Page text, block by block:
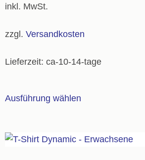
der
gewählt
inkl. MwSt.
zzgl. Versandkosten
Lieferzeit: ca-10-14-tage
Ausführung wählen